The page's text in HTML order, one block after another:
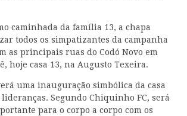
caminhada da família 13, a chapa
todos os simpatizantes da campanha
as principais ruas do Codó Novo em
hoje casa 13, na Augusto Texeira.
uma inauguração simbólica da casa
lideranças. Segundo Chiquinho FC, será
para o corpo a corpo com os